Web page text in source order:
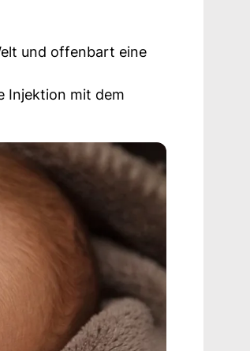
und offenbart eine
Injektion mit dem